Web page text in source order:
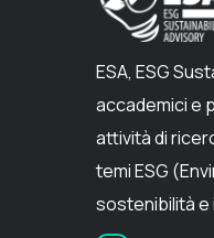
ESA, ESG
accademici e
attività di
temi ESG
sostenibilità e